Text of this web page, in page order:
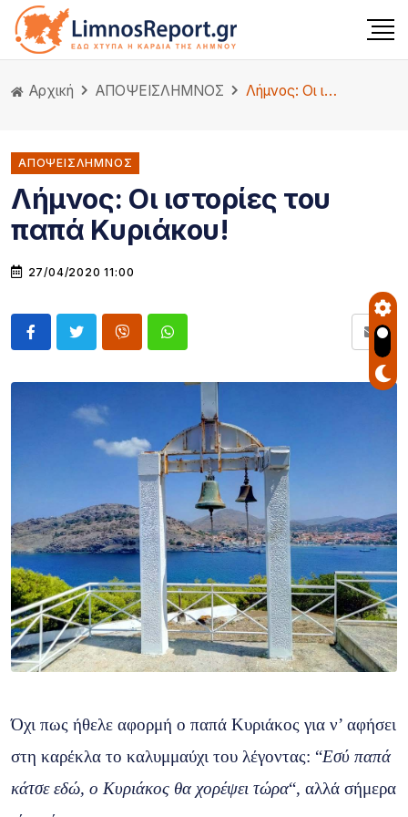
Αρχική ΑΠΟΨΕΙΣΛΗΜΝΟΣ Λήμνος: Οι ιστορίες του παπά Κυριάκου!
ΑΠΟΨΕΙΣΛΗΜΝΟΣ
Λήμνος: Οι ιστορίες του
παπά Κυριάκου!
27/04/2020 11:00
Όχι πως ήθελε αφορμή ο παπά Κυριάκος για ν’ αφήσει
στη καρέκλα το καλυμμαύχι του λέγοντας: “Eσύ παπά
κάτσε εδώ, ο Κυριάκος θα χορέψει τώρα“, αλλά σήμερα